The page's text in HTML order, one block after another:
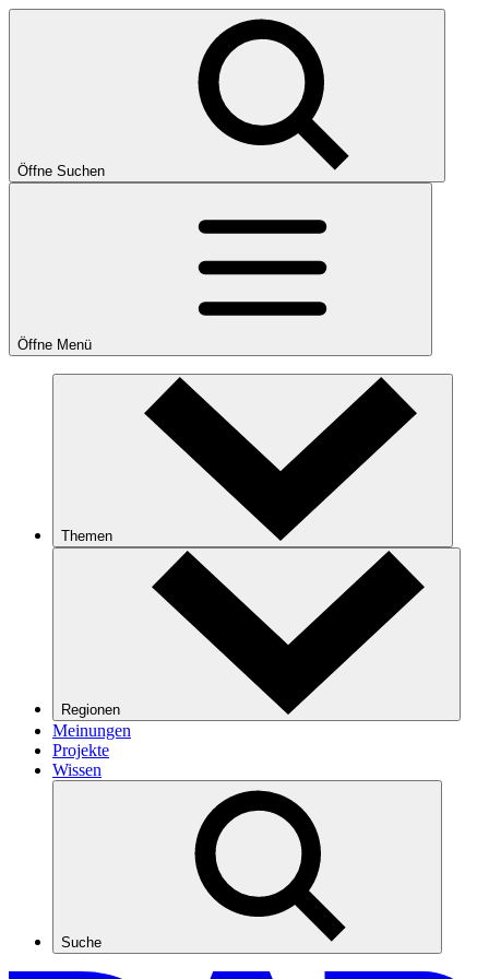
Öffne Suchen
Öffne Menü
Themen
Regionen
Meinungen
Projekte
Wissen
Suche